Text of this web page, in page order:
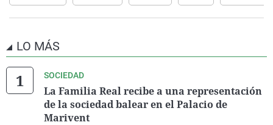
LO MÁS
SOCIEDAD
La Familia Real recibe a una representación
de la sociedad balear en el Palacio de
Marivent